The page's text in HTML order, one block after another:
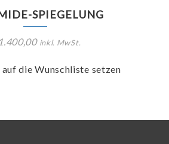
SPIEGELUNG
inkl. MwSt.
auf die Wunschliste setzen